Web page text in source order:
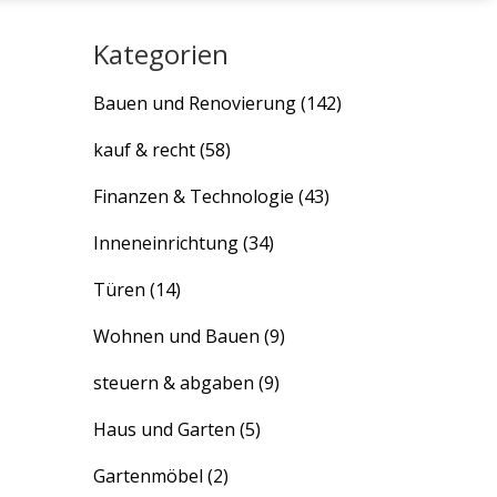
Kategorien
Bauen und Renovierung(142)
kauf & recht(58)
Finanzen & Technologie (43)
Inneneinrichtung(34)
Türen (14)
Wohnen und Bauen (9)
steuern & abgaben (9)
Haus und Garten (5)
Gartenmöbel (2)